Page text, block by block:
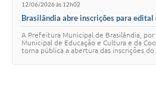
12/06/2026 às 12h02
Brasilândia abre inscrições para
A Prefeitura Municipal de Brasilândia, por
Municipal de Educação e Cultura e da
torna pública a abertura das inscrições